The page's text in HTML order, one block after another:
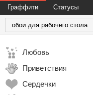
Граффити Статусы
обои для рабочего стола
Любовь
Приветствия
Сердечки